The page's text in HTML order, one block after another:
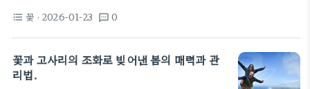
포장이나 배치에 따라 손님이 느끼는 첫인상이 크게
달라진다. 이 때문에 개업화분을 고를 때는 관리 난이
도와 공간의 빛 조건을 함께 고려하는 것이 좋다. 실내
에서 관리가 쉬운 고사리는 간접광에서도 잘 자라며
format_list_bulleted 꽃 · 2026-01-23 textsms 0
꽃과 고사리의 조화로 빚어낸 봄의 매력과 관
리법.